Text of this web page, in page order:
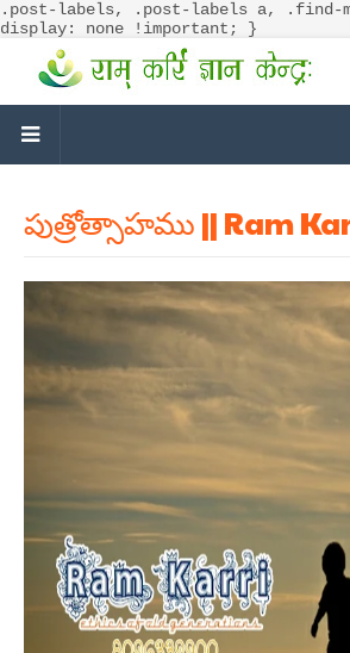
.post-labels, .post-labels a, .find-
display: none !important; }
పుత్రోత్సాహము || Ram